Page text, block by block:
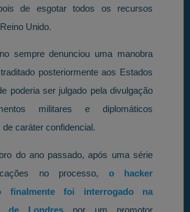
de esgotar todos os recursos
Unido.
sempre denunciou uma manobra
posteriormente aos Estados
poderia ser julgado pela divulgação
militares e diplomáticos
caráter confidencial.
do ano passado, após uma série
no processo, o hacker
finalmente foi interrogado na
de Londres por um promotor